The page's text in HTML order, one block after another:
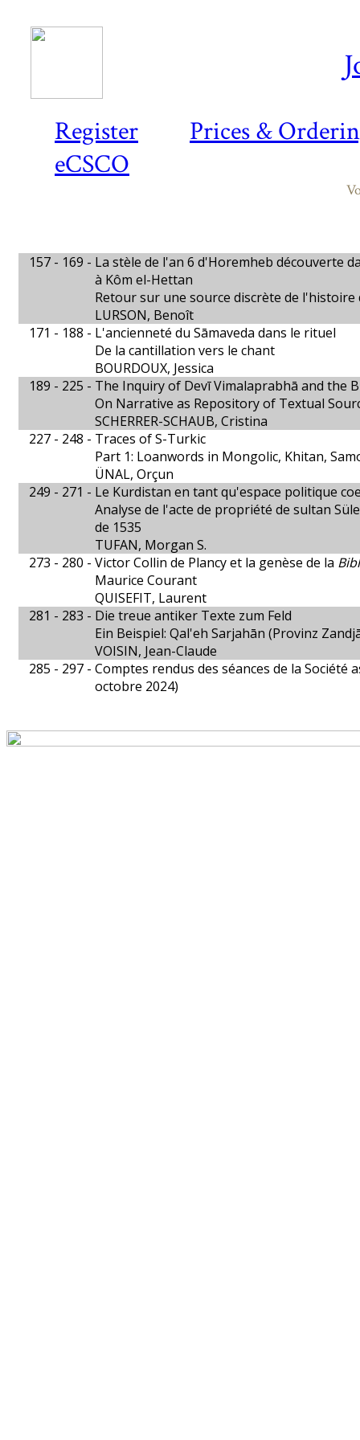
Register
Prices &
eCSCO
157 - 169 - La stèle de l'an 6 d'Horemheb découverte
à Kôm el-Hettan
Retour sur une source discrète de l'histoire
LURSON, Benoît
171 - 188 - L'ancienneté du Sāmaveda dans le rituel
De la cantillation vers le chant
BOURDOUX, Jessica
189 - 225 - The Inquiry of Devī Vimalaprabhā and the
On Narrative as Repository of Textual
SCHERRER-SCHAUB, Cristina
227 - 248 - Traces of S-Turkic
Part 1: Loanwords in Mongolic, Khitan,
ÜNAL, Orçun
249 - 271 - Le Kurdistan en tant qu'espace politique
Analyse de l'acte de propriété de sultan
de 1535
TUFAN, Morgan S.
273 - 280 - Victor Collin de Plancy et la genèse de la
Maurice Courant
QUISEFIT, Laurent
281 - 283 - Die treue antiker Texte zum Feld
Ein Beispiel: Qal'eh Sarjahān (Provinz
VOISIN, Jean-Claude
285 - 297 - Comptes rendus des séances de la Société
octobre 2024)